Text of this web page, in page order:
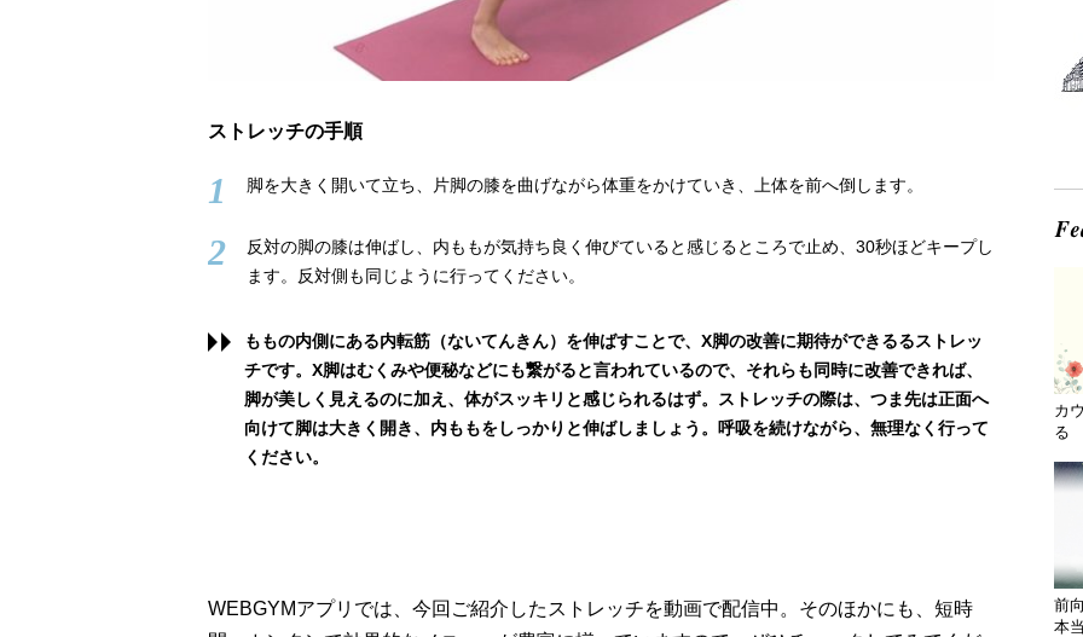
ストレッチの手順
1 脚を大きく開いて立ち、片脚の膝を曲げながら体重をかけていき、上体を前へ倒します。
2
反対の脚の膝は伸ばし、内ももが気持ち良く伸びていると感じるところで止め、30秒ほどキープし
ます。反対側も同じように行ってください。
ももの内側にある内転筋（ないてんきん）を伸ばすことで、X脚の改善に期待ができるるストレッ
チです。X脚はむくみや便秘などにも繋がると言われているので、それらも同時に改善できれば、
脚が美しく見えるのに加え、体がスッキリと感じられるはず。ストレッチの際は、つま先は正面へ
向けて脚は大きく開き、内ももをしっかりと伸ばしましょう。呼吸を続けながら、無理なく行って
ください。
WEBGYMアプリでは、今回ご紹介したストレッチを動画で配信中。そのほかにも、短時
カ
る
前
本